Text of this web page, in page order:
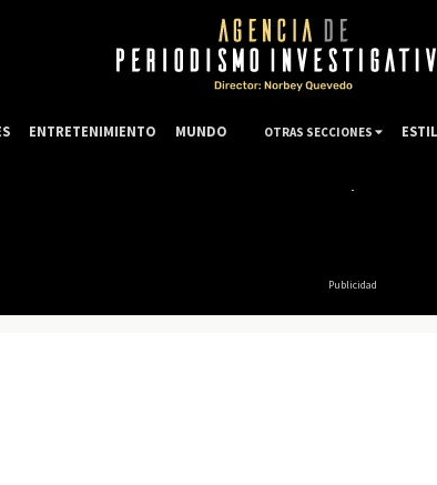
Publicidad
ENTRETENIMIENTO MUNDO OTRAS SECCIONES